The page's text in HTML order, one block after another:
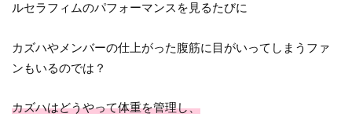
ルセラフィムのパフォーマンスを見るたびに
カズハやメンバーの仕上がった腹筋に目がいってしまうファ
ンもいるのでは？
カズハはどうやって体重を管理し、